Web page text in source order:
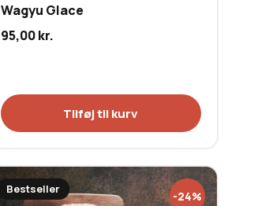
Wagyu Glace
95,00kr.
Tilføj til kurv
Bestseller -24%